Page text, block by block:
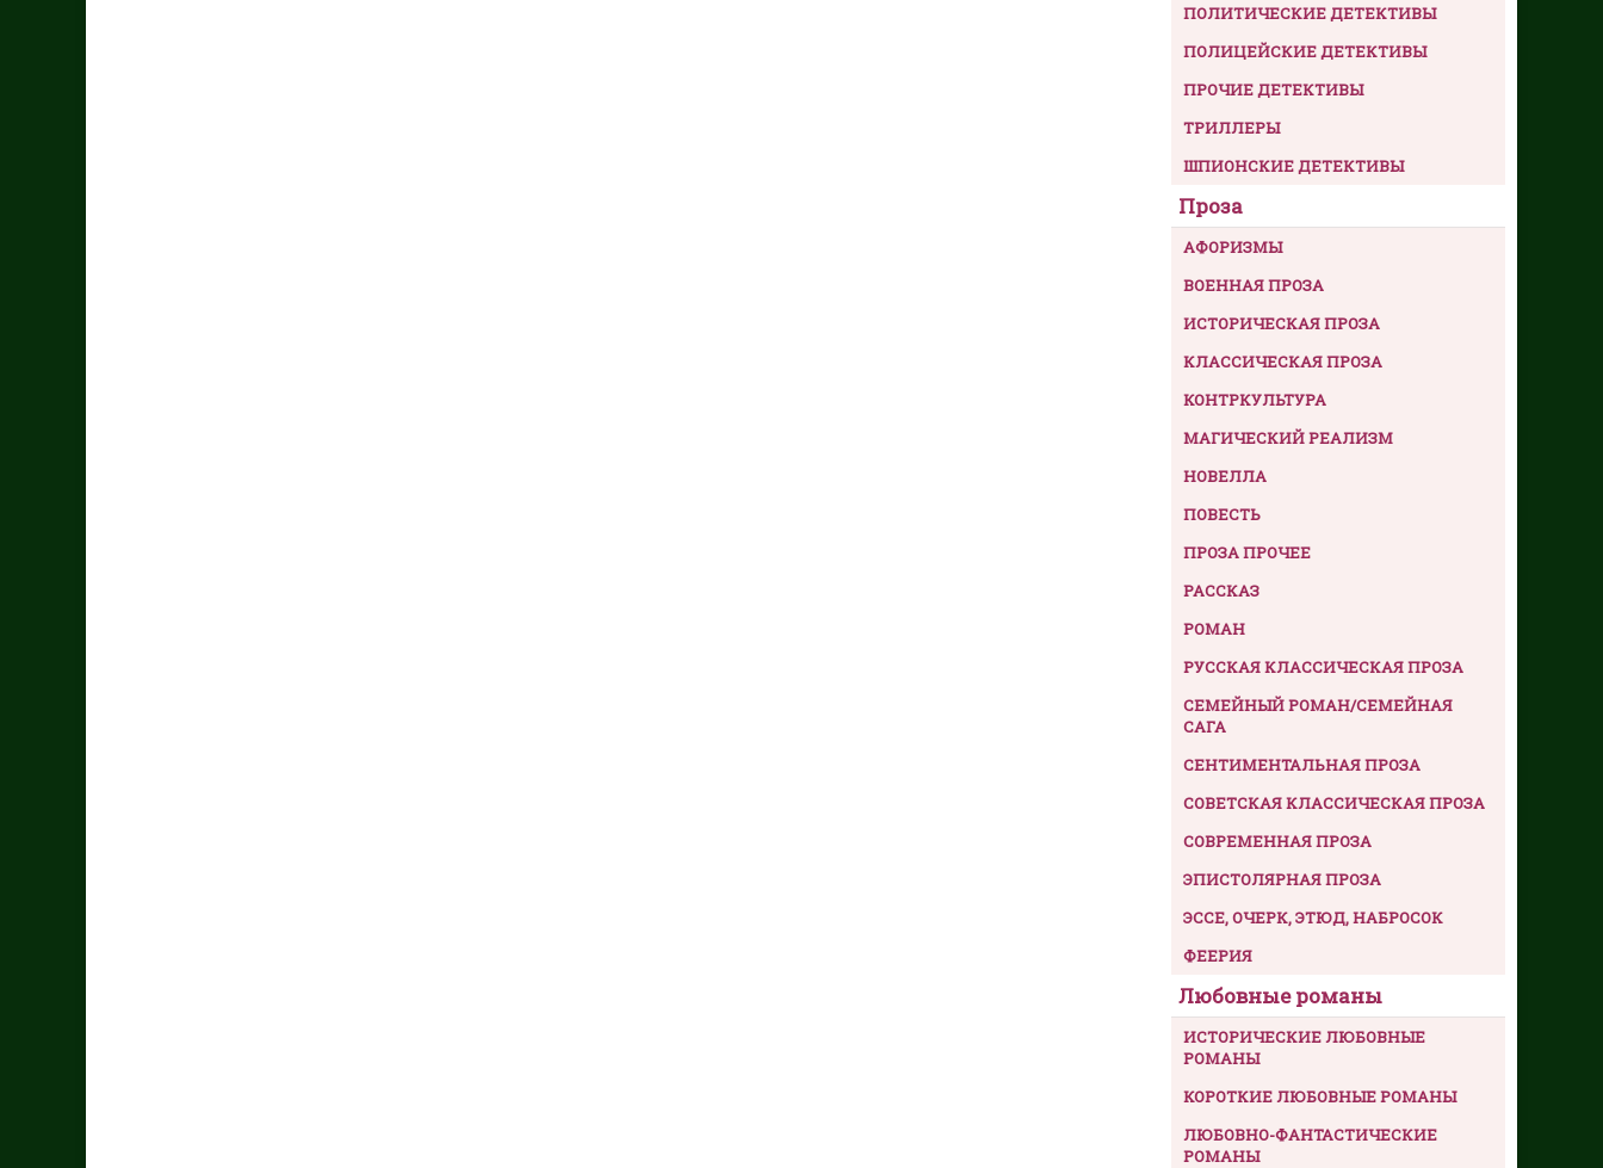
ПОЛИТИЧЕСКИЕ ДЕТЕКТИВЫ
ПОЛИЦЕЙСКИЕ ДЕТЕКТИВЫ
ПРОЧИЕ ДЕТЕКТИВЫ
ТРИЛЛЕРЫ
ШПИОНСКИЕ ДЕТЕКТИВЫ
Проза
АФОРИЗМЫ
ВОЕННАЯ ПРОЗА
ИСТОРИЧЕСКАЯ ПРОЗА
КЛАССИЧЕСКАЯ ПРОЗА
КОНТРКУЛЬТУРА
МАГИЧЕСКИЙ РЕАЛИЗМ
НОВЕЛЛА
ПОВЕСТЬ
ПРОЗА ПРОЧЕЕ
РАССКАЗ
РОМАН
РУССКАЯ КЛАССИЧЕСКАЯ ПРОЗА
СЕМЕЙНЫЙ РОМАН/СЕМЕЙНАЯ
САГА
СЕНТИМЕНТАЛЬНАЯ ПРОЗА
СОВЕТСКАЯ КЛАССИЧЕСКАЯ ПРОЗА
СОВРЕМЕННАЯ ПРОЗА
ЭПИСТОЛЯРНАЯ ПРОЗА
ЭССЕ, ОЧЕРК, ЭТЮД, НАБРОСОК
ФЕЕРИЯ
Любовные романы
ИСТОРИЧЕСКИЕ ЛЮБОВНЫЕ
РОМАНЫ
КОРОТКИЕ ЛЮБОВНЫЕ РОМАНЫ
ЛЮБОВНО-ФАНТАСТИЧЕСКИЕ
РОМАНЫ